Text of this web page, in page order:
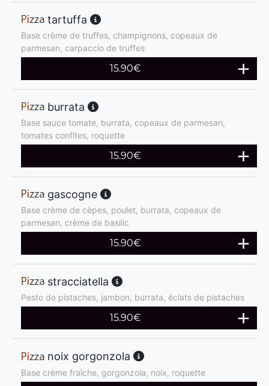
tartuffa
Base crème de truffes, champignons, copeaux de
parmesan, carpaccio de truffes
15.90€
burrata
Base sauce tomate, burrata, copeaux de parmesan,
tomates confites, roquette
15.90€
gascogne
Base crème de cèpes, poulet, burrata, copeaux de
parmesan, crème de basilic
15.90€
stracciatella
Pesto de pistaches, jambon, burrata, éclats de pistaches
15.90€
noix gorgonzola
Base crème fraîche, gorgonzola, noix, roquette